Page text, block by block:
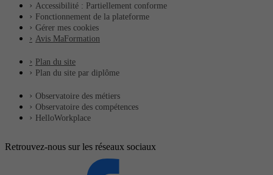
Accessibilité : Partiellement conforme
Fonctionnement de la plateforme
Gérer mes cookies
Avis MaFormation
Plan du site
Plan du site par diplôme
Observatoire des métiers
Observatoire des compétences
HelloWorkplace
Retrouvez-nous sur les réseaux sociaux